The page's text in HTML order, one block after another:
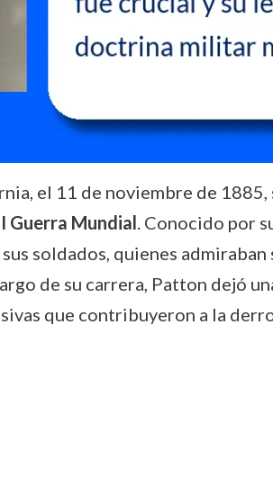
el 11 de noviembre de
Guerra Mundial. Conocido por
soldados, quienes
de su carrera, Patton dejó
que contribuyeron a la